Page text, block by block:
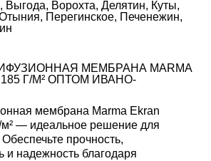
Ворохта, Делятин, Куты,
Перегинское, Печенежин,
МЕМБРАНА MARMA
185 Г/М² ОПТОМ ИВАНО-
мембрана Marma Ekran
м² — идеальное решение для
прочность,
и надежность благодаря